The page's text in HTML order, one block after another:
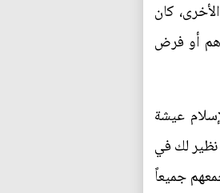
كان
أو فرض
عيشة
نظير لك في
جميعاً